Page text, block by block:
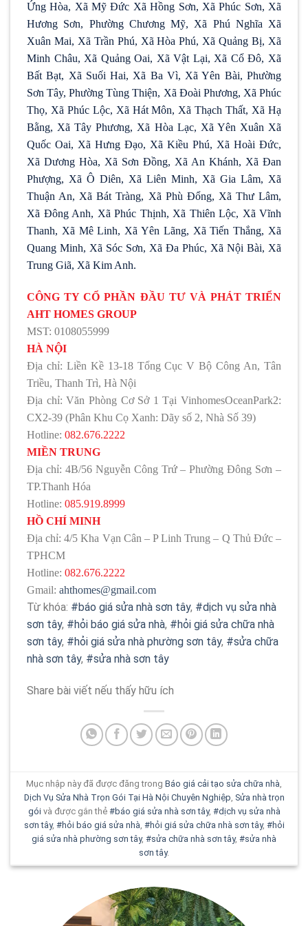
Ứng Hòa, Xã Mỹ Đức Xã Hồng Sơn, Xã Phúc Sơn, Xã
Hương Sơn, Phường Chương Mỹ, Xã Phú Nghĩa Xã
Xuân Mai, Xã Trần Phú, Xã Hòa Phú, Xã Quảng Bị, Xã
Minh Châu, Xã Quảng Oai, Xã Vật Lại, Xã Cổ Đô, Xã
Bất Bạt, Xã Suối Hai, Xã Ba Vì, Xã Yên Bài, Phường
Sơn Tây, Phường Tùng Thiện, Xã Đoài Phương, Xã Phúc
Thọ, Xã Phúc Lộc, Xã Hát Môn, Xã Thạch Thất, Xã Hạ
Bằng, Xã Tây Phương, Xã Hòa Lạc, Xã Yên Xuân Xã
Quốc Oai, Xã Hưng Đạo, Xã Kiều Phú, Xã Hoài Đức,
Xã Dương Hòa, Xã Sơn Đồng, Xã An Khánh, Xã Đan
Phượng, Xã Ô Diên, Xã Liên Minh, Xã Gia Lâm, Xã
Thuận An, Xã Bát Tràng, Xã Phù Đổng, Xã Thư Lâm,
Xã Đông Anh, Xã Phúc Thịnh, Xã Thiên Lộc, Xã Vĩnh
Thanh, Xã Mê Linh, Xã Yên Lãng, Xã Tiến Thắng, Xã
Quang Minh, Xã Sóc Sơn, Xã Đa Phúc, Xã Nội Bài, Xã
Trung Giã, Xã Kim Anh.
CÔNG TY CỔ PHẦN ĐẦU TƯ VÀ PHÁT TRIỂN
AHT HOMES GROUP
MST: 0108055999
HÀ NỘI
Địa chỉ: Liền Kề 13-18 Tổng Cục V Bộ Công An, Tân
Triều, Thanh Trì, Hà Nội
Địa chỉ: Văn Phòng Cơ Sở 1 Tại VinhomesOceanPark2:
CX2-39 (Phân Khu Cọ Xanh: Dãy số 2, Nhà Số 39)
Hotline: 082.676.2222
MIỀN TRUNG
Địa chỉ: 4B/56 Nguyễn Công Trứ – Phường Đông Sơn –
TP.Thanh Hóa
Hotline: 085.919.8999
HỒ CHÍ MINH
Địa chỉ: 4/5 Kha Vạn Cân – P Linh Trung – Q Thủ Đức –
TPHCM
Hotline: 082.676.2222
Gmail: ahthomes@gmail.com
Từ khóa: #báo giá sửa nhà sơn tây, #dịch vụ sửa nhà
sơn tây, #hỏi báo giá sửa nhà, #hỏi giá sửa chữa nhà
sơn tây, #hỏi giá sửa nhà phường sơn tây, #sửa chữa
nhà sơn tây, #sửa nhà sơn tây
Share bài viết nếu thấy hữu ích
Mục nhập này đã được đăng trong Báo giá cải tạo sửa chữa nhà
Dịch Vụ Sửa Nhà Trọn Gói Tại Hà Nội Chuyên Nghiệp Sửa nhà trọn
gói và được gắn thẻ #báo giá sửa nhà sơn tây, #dịch vụ sửa nhà
sơn tây, #hỏi báo giá sửa nhà #hỏi giá sửa chữa nhà sơn tây, #hỏi
giá sửa nhà phường sơn tây, #sửa chữa nhà sơn tây, #sửa nhà
sơn tây.